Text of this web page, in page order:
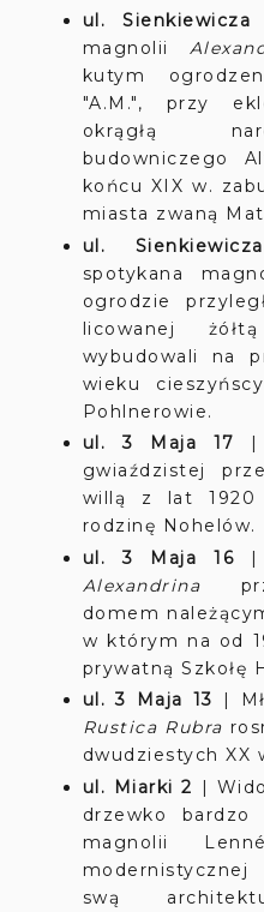
ul. Sienkiewicza
magnolii
kutym
"A.M.", przy
okrągłą
budowniczego
końcu XIX w.
miasta zwaną
ul.
spotykana
ogrodzie
licowanej
wybudowali na
wieku
Pohlnerowie.
ul. 3 Maja 17
gwiaździstej
willą z lat 1920
rodzinę Nohelów.
ul. 3 Maja 16
|
Alexandrina
domem
w którym na od
prywatną Szkołę
ul. 3 Maja 13
Rustica Rubra
dwudziestych XX
ul. Miarki 2
|
drzewko bardzo
magnolii
swą